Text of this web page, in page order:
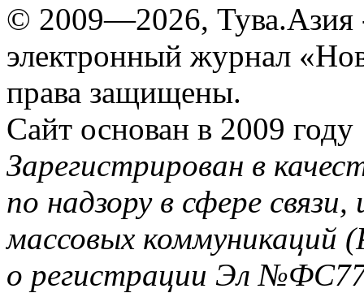
© 2009—2026, Тува.Азия
электронный журнал
права защищены.
Сайт основан в 2009 году
Зарегистрирован в
по надзору в сфере
массовых коммуникаций
о регистрации Эл